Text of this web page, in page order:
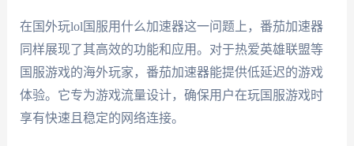
在国外玩lol国服用什么加速器这一问题上，番茄加速器
同样展现了其高效的功能和应用。对于热爱英雄联盟等
国服游戏的海外玩家，番茄加速器能提供低延迟的游戏
体验。它专为游戏流量设计，确保用户在玩国服游戏时
享有快速且稳定的网络连接。